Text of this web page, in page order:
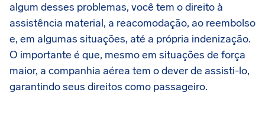
algum desses problemas, você tem o direito à
assistência material, a reacomodação, ao reembolso
e, em algumas situações, até a própria indenização.
O importante é que, mesmo em situações de força
maior, a companhia aérea tem o dever de assisti-lo,
garantindo seus direitos como passageiro.